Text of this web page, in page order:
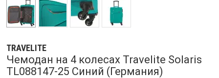
TRAVELITE
Чемодан на 4 колесах Travelite Solaris
TL088147-25 Синий (Германия)